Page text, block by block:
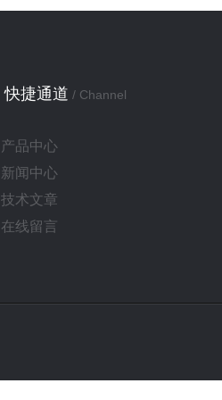
快捷通道 / Channel
产品中心
新闻中心
技术文章
在线留言